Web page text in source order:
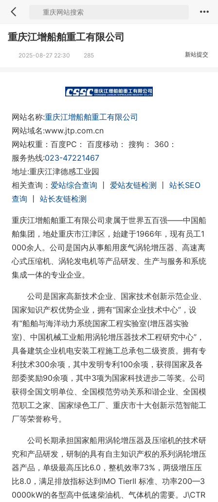
重庆江增船舶重工有限公司
2025-08-27 22:30 285 新站提交
网站名称:重庆江增船舶重工有限公司
网站域名:www.jtp.com.cn
网站权重：百度PC： 百度移动： 搜狗：
360：
服务热线:023-47221467
地址:重庆江津德感工业园
相关查询： 爱站综合查询 爱站友链检测
站长SEO
查询
站长友链检测
重庆江增船舶重工有限公司隶属于世界五百强——中国船
舶集团，地处重庆市江津区，始建于1966年，现有员工1
000余人。公司是国内从事船用废气涡轮增压器、高速离
心式压缩机、涡轮发电机等产品研发、生产与服务和系统
集成一体的专业企业。
公司是国家高新技术企业、国家技术创新示范企业、
国家知识产权优势企业，拥有“国家企业技术中心”，设
有“船舶与海洋动力系统国家工程实验室(增压器实验
室)、中国机械工业船用涡轮增压器技术工程研究中心”，
具备建筑企业机电安装工程施工总承包二级资质。拥有专
利技术300余项，其中发明专利100余项，获得国家及各
部委奖励90余项，其中3项为国家科技进步二等奖。公司
获得全国文明单位、全国模范劳动关系和谐企业、全国模
范职工之家、国家绿色工厂、重庆市十大创新示范智能工
厂等荣誉称号。
公司长期承担国家船用涡轮增压器及压缩机的技术研
究和产品研发，研制的具有自主知识产权的系列涡轮增压
器产品，单级最高压比6.0，整机效率73%，两级增压压
比8.0，满足排放指标达到IMO TierII 标准、功率200—3
0000kW的各型高中低速柴油机、气体机的需要。J\CTR